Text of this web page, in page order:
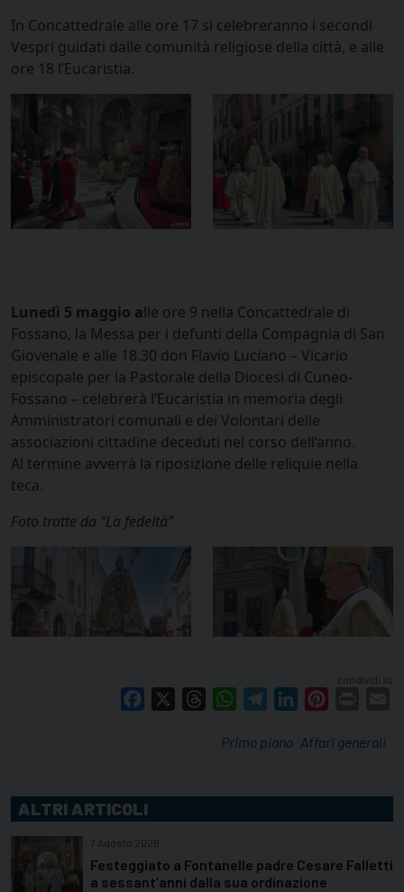
In Concattedrale alle ore 17 si celebreranno i secondi
Vespri guidati dalle comunità religiose della città, e alle
ore 18 l’Eucaristia.
Lunedì 5 maggio alle ore 9 nella Concattedrale di
Fossano, la Messa per i defunti della Compagnia di San
Giovenale e alle 18.30 don Flavio Luciano – Vicario
episcopale per la Pastorale della Diocesi di Cuneo-
Fossano – celebrerà l’Eucaristia in memoria degli
Amministratori comunali e dei Volontari delle
associazioni cittadine deceduti nel corso dell’anno.
Al termine avverrà la riposizione delle reliquie nella
teca.
Foto tratte da “La fedeltà”
condividi su
Facebook ThreadsWhatsAppTelegramLinkedIn
Affari generali
Primo piano
ALTRI ARTICOLI
7 Agosto 2026
Festeggiato a Fontanelle padre Cesare Falletti
a sessant’anni dalla sua ordinazione